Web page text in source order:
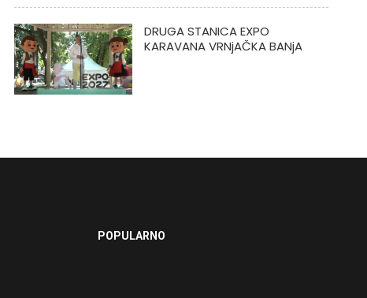
DRUGA STANICA EXPO
KARAVANA VRNjAČKA BANjA
POPULARNO